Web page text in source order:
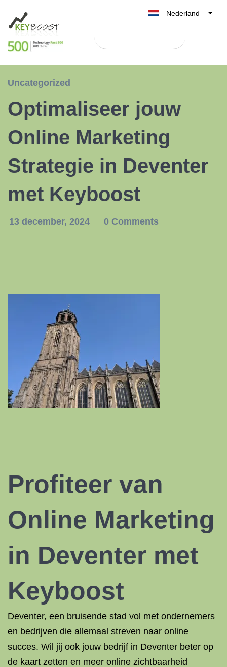
Nederland
België
España
Uncategorized
Optimaliseer jouw
Online Marketing
Strategie in Deventer
met Keyboost
13 december, 2024 0 Comments
Profiteer van
Online Marketing
in Deventer met
Keyboost
Deventer, een bruisende stad vol met ondernemers
en bedrijven die allemaal streven naar online
succes. Wil jij ook jouw bedrijf in Deventer beter op
de kaart zetten en meer online zichtbaarheid